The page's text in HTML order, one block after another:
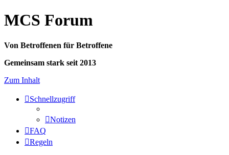
MCS Forum
Von Betroffenen für Betroffene
Gemeinsam stark seit 2013
Zum Inhalt
Schnellzugriff
Notizen
FAQ
Regeln